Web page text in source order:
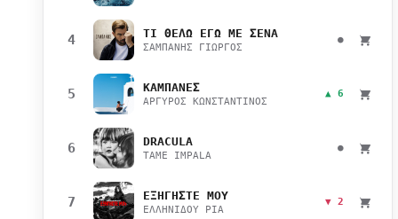
4 ΤΙ ΘΕΛΩ ΕΓΩ ΜΕ ΣΕΝΑ
ΣΑΜΠΑΝΗΣ ΓΙΩΡΓΟΣ
●
5 ΚΑΜΠΑΝΕΣ
ΑΡΓΥΡΟΣ ΚΩΝΣΤΑΝΤΙΝΟΣ
▲ 6
6 DRACULA
TAME IMPALA
●
7 ΕΞΗΓΗΣΤΕ ΜΟΥ
ΕΛΛΗΝΙΔΟΥ ΡΙΑ
▼ 2